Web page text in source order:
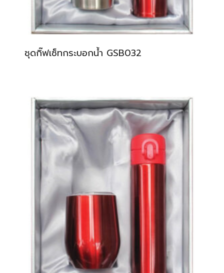
ชุดกิ๊ฟเซ็ทกระบอกน้ำ GSB032